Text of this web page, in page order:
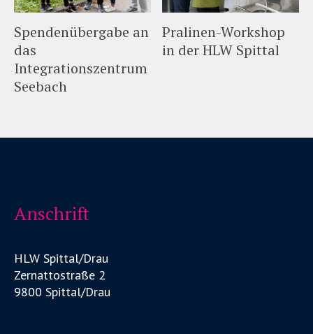
Spendenübergabe an
das
Integrationszentrum
Seebach
Pralinen-Workshop
in der HLW Spittal
Anschrift
HLW Spittal/Drau
Zernattostraße 2
9800 Spittal/Drau